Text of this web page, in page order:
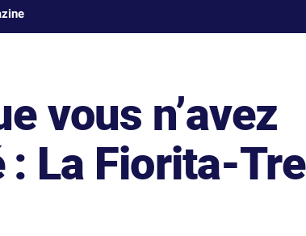
vous n’avez
: La Fiorita-Tre